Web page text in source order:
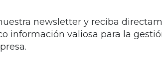
newsletter y reciba
información valiosa para la